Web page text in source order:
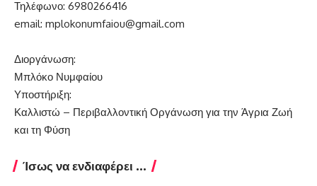
Τηλέφωνο: 6980266416
email: mplokonumfaiou@gmail.com
Διοργάνωση:
Μπλόκο Νυμφαίου
Υποστήριξη:
Καλλιστώ – Περιβαλλοντική Οργάνωση για την Άγρια Ζωή
και τη Φύση
Ίσως να ενδιαφέρει ...